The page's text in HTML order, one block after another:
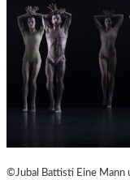
©Jubal Battisti Eine Mann